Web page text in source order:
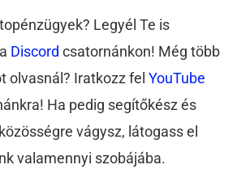
Legyél Te is
Discord csatornánkon! Még több
olvasnál? Iratkozz fel YouTube
Ha pedig segítőkész és
vágysz, látogass el
valamennyi szobájába.